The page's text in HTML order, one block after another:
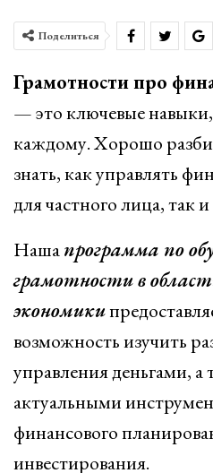
Поделиться
Грамотности про
— это ключевые
каждому. Хорошо
знать, как управлять
для частного лица, так
Нашапрограмма по
грамотности в
экономики
возможность изучить
управления деньгами, а
актуальными
финансового
инвестирования.